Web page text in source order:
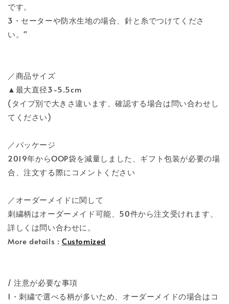
です。
3・セーターや防水生地の場合、針と糸でつけてくださ
い。"
／商品サイズ
▲最大直径3-5.5cm
(タイプ別で大きさ違います、確認する場合は問い合わせし
てください)
／パッケージ
2019年からOOP袋を減量しました、ギフト包装が必要の場
合、注文する際にコメントください
／オーダーメイドに関して
刺繍柄はオーダーメイド可能、50件から注文受けれます、
詳しくは問い合わせに。
More details : Customized
/ 注意が必要な事項
1・刺繍で選べる柄が多いため、オーダーメイドの場合はコ